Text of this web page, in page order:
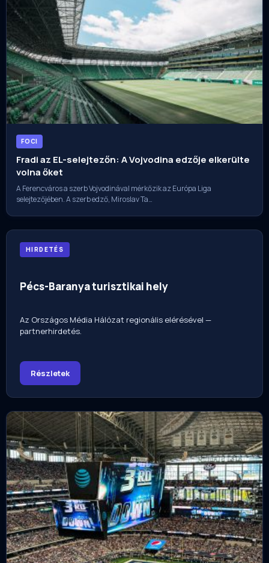
FOCI
Fradi az EL-selejtezőn: A Vojvodina edzője elkerülte
volna őket
A Ferencváros a szerb Vojvodinával mérkőzik az Európa Liga
selejtezőjében. A szerb edző, Miroslav Ta…
HIRDETÉS
Pécs-Baranya turisztikai hely
Az Országos Média Hálózat regionális elérésével —
partnerhirdetés.
Részletek